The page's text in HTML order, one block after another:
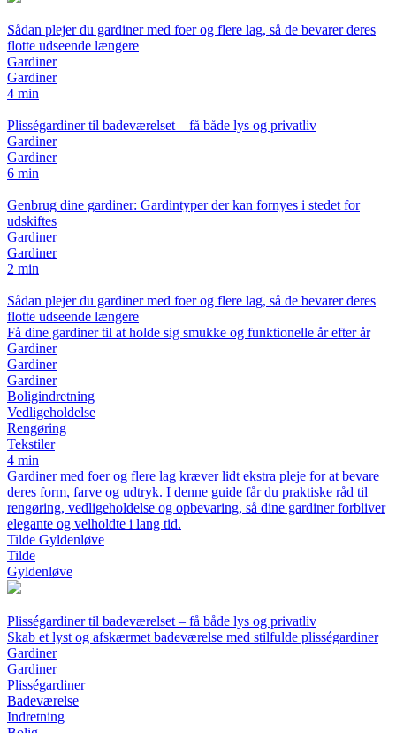
Sådan plejer du gardiner med foer og flere lag, så de bevarer deres
flotte udseende længere
Gardiner
Gardiner
4 min
Plisségardiner til badeværelset – få både lys og privatliv
Gardiner
Gardiner
6 min
Genbrug dine gardiner: Gardintyper der kan fornyes i stedet for
udskiftes
Gardiner
Gardiner
2 min
Sådan plejer du gardiner med foer og flere lag, så de bevarer deres
flotte udseende længere
Få dine gardiner til at holde sig smukke og funktionelle år efter år
Gardiner
Gardiner
Gardiner
Boligindretning
Vedligeholdelse
Rengøring
Tekstiler
4 min
Gardiner med foer og flere lag kræver lidt ekstra pleje for at bevare
deres form, farve og udtryk. I denne guide får du praktiske råd til
rengøring, vedligeholdelse og opbevaring, så dine gardiner forbliver
elegante og velholdte i lang tid.
Tilde Gyldenløve
Tilde
Gyldenløve
Plisségardiner til badeværelset – få både lys og privatliv
Skab et lyst og afskærmet badeværelse med stilfulde plisségardiner
Gardiner
Gardiner
Plisségardiner
Badeværelse
Indretning